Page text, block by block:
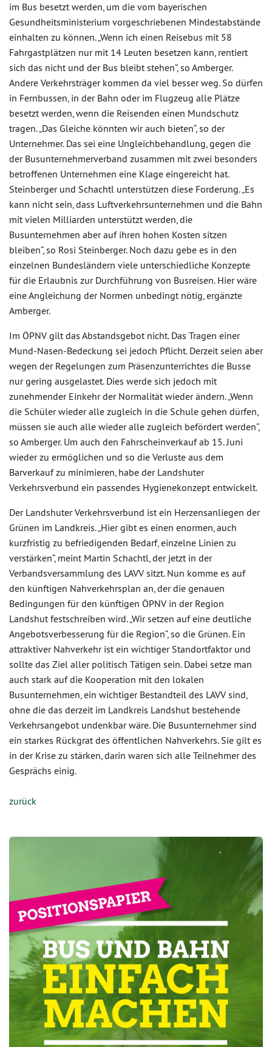
im Bus besetzt werden, um die vom bayerischen
Gesundheitsministerium vorgeschriebenen Mindestabstände
einhalten zu können. „Wenn ich einen Reisebus mit 58
Fahrgastplätzen nur mit 14 Leuten besetzen kann, rentiert
sich das nicht und der Bus bleibt stehen“, so Amberger.
Andere Verkehrsträger kommen da viel besser weg. So dürfen
in Fernbussen, in der Bahn oder im Flugzeug alle Plätze
besetzt werden, wenn die Reisenden einen Mundschutz
tragen. „Das Gleiche könnten wir auch bieten“, so der
Unternehmer. Das sei eine Ungleichbehandlung, gegen die
der Busunternehmerverband zusammen mit zwei besonders
betroffenen Unternehmen eine Klage eingereicht hat.
Steinberger und Schachtl unterstützen diese Forderung. „Es
kann nicht sein, dass Luftverkehrsunternehmen und die Bahn
mit vielen Milliarden unterstützt werden, die
Busunternehmen aber auf ihren hohen Kosten sitzen
bleiben“, so Rosi Steinberger. Noch dazu gebe es in den
einzelnen Bundesländern viele unterschiedliche Konzepte
für die Erlaubnis zur Durchführung von Busreisen. Hier wäre
eine Angleichung der Normen unbedingt nötig, ergänzte
Amberger.
Im ÖPNV gilt das Abstandsgebot nicht. Das Tragen einer
Mund-Nasen-Bedeckung sei jedoch Pflicht. Derzeit seien aber
wegen der Regelungen zum Präsenzunterrichtes die Busse
nur gering ausgelastet. Dies werde sich jedoch mit
zunehmender Einkehr der Normalität wieder ändern. „Wenn
die Schüler wieder alle zugleich in die Schule gehen dürfen,
müssen sie auch alle wieder alle zugleich befördert werden“,
so Amberger. Um auch den Fahrscheinverkauf ab 15. Juni
wieder zu ermöglichen und so die Verluste aus dem
Barverkauf zu minimieren, habe der Landshuter
Verkehrsverbund ein passendes Hygienekonzept entwickelt.
Der Landshuter Verkehrsverbund ist ein Herzensanliegen der
Grünen im Landkreis. „Hier gibt es einen enormen, auch
kurzfristig zu befriedigenden Bedarf, einzelne Linien zu
verstärken“, meint Martin Schachtl, der jetzt in der
Verbandsversammlung des LAVV sitzt. Nun komme es auf
den künftigen Nahverkehrsplan an, der die genauen
Bedingungen für den künftigen ÖPNV in der Region
Landshut festschreiben wird. „Wir setzen auf eine deutliche
Angebotsverbesserung für die Region“, so die Grünen. Ein
attraktiver Nahverkehr ist ein wichtiger Standortfaktor und
sollte das Ziel aller politisch Tätigen sein. Dabei setze man
auch stark auf die Kooperation mit den lokalen
Busunternehmen, ein wichtiger Bestandteil des LAVV sind,
ohne die das derzeit im Landkreis Landshut bestehende
Verkehrsangebot undenkbar wäre. Die Busunternehmer sind
ein starkes Rückgrat des öffentlichen Nahverkehrs. Sie gilt es
in der Krise zu stärken, darin waren sich alle Teilnehmer des
Gesprächs einig.
zurück